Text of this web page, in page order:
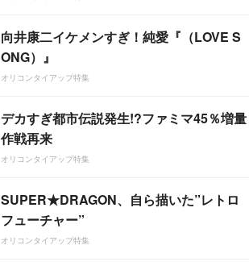
向井康二イケメンすぎ！純愛『（LOVE S
ONG）』
オリコンタイアップ特集
デカすぎ都市伝説発生!?ファミマ45％増量
作戦再来
オリコンタイアップ特集
SUPER★DRAGON、自ら描いた”レトロ
フューチャー”
オリコンタイアップ特集